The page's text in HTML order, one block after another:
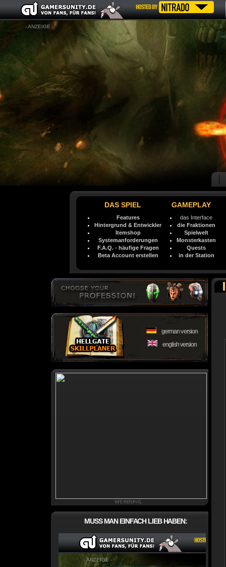
- ANZEIGE -
DAS SPIEL
Features
Hintergrund & Entwickler
Itemshop
Systemanforderungen
F.A.Q. - häufige Fragen
Beta Account erstellen
GAMEPLAY
das Interface
die Fraktionen
Spielwelt
Monsterkasten
Quests
in der Station
german version
english version
MUSS MAN EINFACH LIEB HABEN: